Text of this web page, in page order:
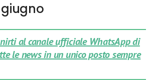
al canale ufficiale WhatsApp di
le news in un unico posto sempre